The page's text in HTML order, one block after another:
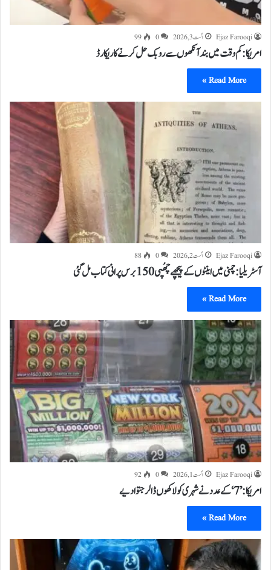
Ejaz Farooqi اگست 3, 2026 0
99
امریکا: کم وقت میں بند آنکھوں سے روبک حل کرنے کا ریکارڈ
Read More »
Ejaz Farooqi اگست 2, 2026 0
88
آسٹریلیا: چمنی میں اینٹوں کے پیچھے چھُپی 150 برس پرانی کتاب مل گئی
Read More »
Ejaz Farooqi اگست 1, 2026 0
92
امریکا: ’7‘ کےعدد نے شہری کو لاکھوں ڈالر جتوادیے
Read More »